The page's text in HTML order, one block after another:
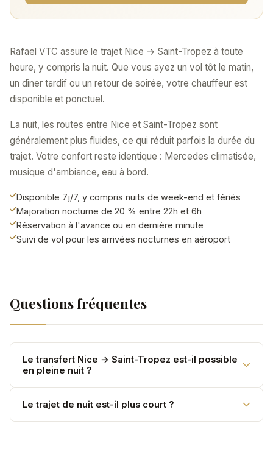
Rafael VTC assure le trajet Nice → Saint-Tropez à toute
heure, y compris la nuit. Que vous ayez un vol tôt le matin,
un dîner tardif ou un retour de soirée, votre chauffeur est
disponible et ponctuel.
La nuit, les routes entre Nice et Saint-Tropez sont
généralement plus fluides, ce qui réduit parfois la durée du
trajet. Votre confort reste identique : Mercedes climatisée,
musique d'ambiance, eau à bord.
Disponible 7j/7, y compris nuits de week-end et fériés
Majoration nocturne de 20 % entre 22h et 6h
Réservation à l'avance ou en dernière minute
Suivi de vol pour les arrivées nocturnes en aéroport
Questions fréquentes
Le transfert Nice → Saint-Tropez est-il possible
en pleine nuit ?
Oui, 24h/24. Une majoration de 20 % s'applique entre
22h et 6h. Réservez à l'avance ou appelez
Le trajet de nuit est-il plus court ?